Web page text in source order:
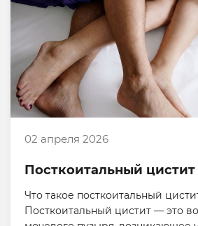
02 апреля 2026
Посткоитальный цистит
Что такое посткоитальный
Посткоитальный цистит — это